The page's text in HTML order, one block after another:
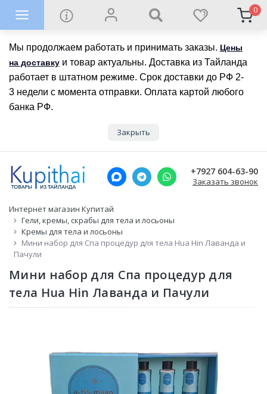
Мы продолжаем работать и принимать заказы. Цены
на доставку и товар актуальны. Доставка из Тайланда
работает в штатном режиме. Срок доставки до РФ 2-
3 недели с момента отправки. Оплата картой любого
банка РФ.
Закрыть
0
+7927 604-63-90
Заказать звонок
Интернет магазин Купитай
Гели, кремы, скрабы для тела и лосьоны
Кремы для тела и лосьоны
Мини набор для Спа процедур для тела Hua Hin Лаванда и
Пачули
Мини набор для Спа процедур для
тела Hua Hin Лаванда и Пачули